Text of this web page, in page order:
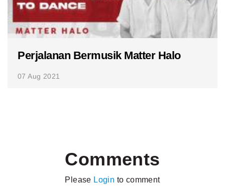
Perjalanan Bermusik Matter Halo
07 Aug 2021
Comments
Please Login to comment